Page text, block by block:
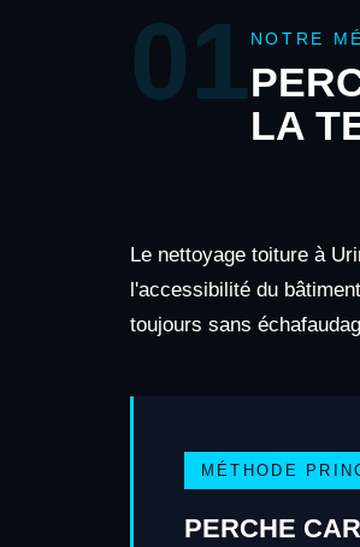
01 NOTRE
LA
Le nettoyage toiture à
l'accessibilité du
toujours sans
MÉTHODE
PERCHE